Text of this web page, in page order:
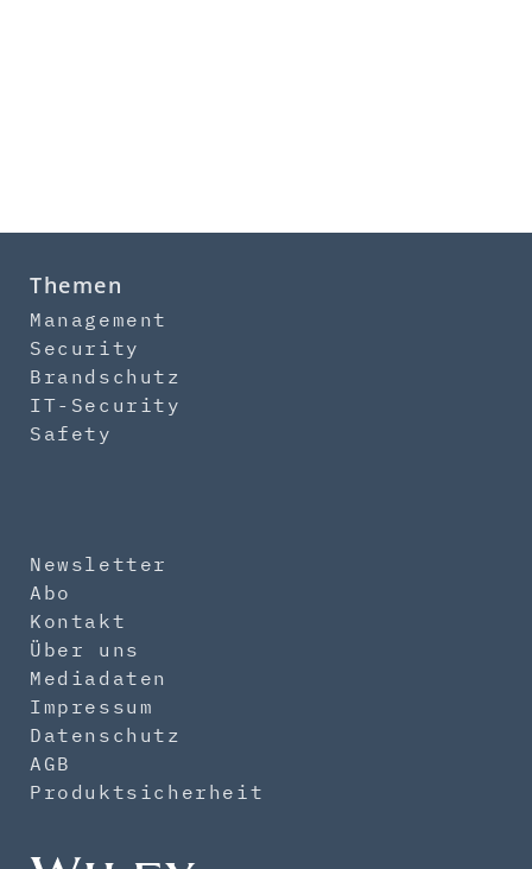
Themen
Management
Security
Brandschutz
IT-Security
Safety
Newsletter
Abo
Kontakt
Über uns
Mediadaten
Impressum
Datenschutz
AGB
Produktsicherheit